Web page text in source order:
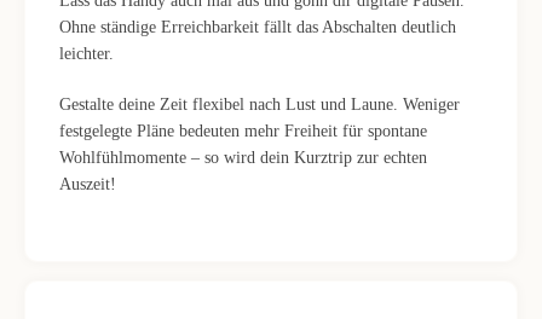
Ohne ständige Erreichbarkeit fällt das Abschalten deutlich
leichter.
Gestalte deine Zeit flexibel nach Lust und Laune. Weniger
festgelegte Pläne bedeuten mehr Freiheit für spontane
Wohlfühlmomente – so wird dein Kurztrip zur echten
Auszeit!